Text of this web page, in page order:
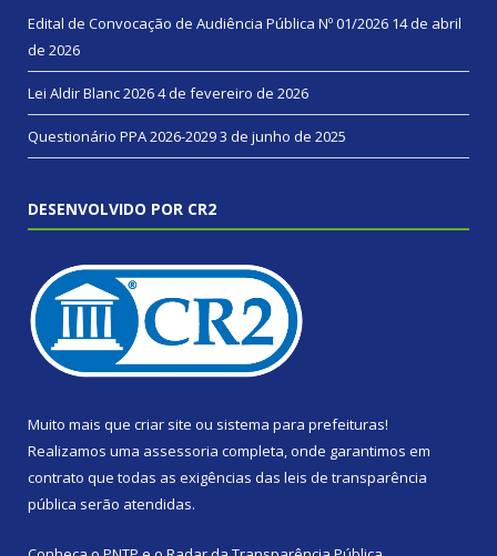
Edital de Convocação de Audiência Pública Nº 01/2026 14 de abril
de 2026
Lei Aldir Blanc 20264 de fevereiro de 2026
Questionário PPA 2026-20293 de junho de 2025
DESENVOLVIDO POR CR2
Muito mais que criar site ou sistema para prefeituras!
Realizamos uma assessoria completa, onde garantimos em
contrato que todas as exigências das leis de transparência
pública serão atendidas.